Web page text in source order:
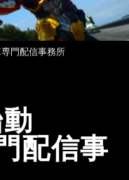
専門配信事務所
配信事